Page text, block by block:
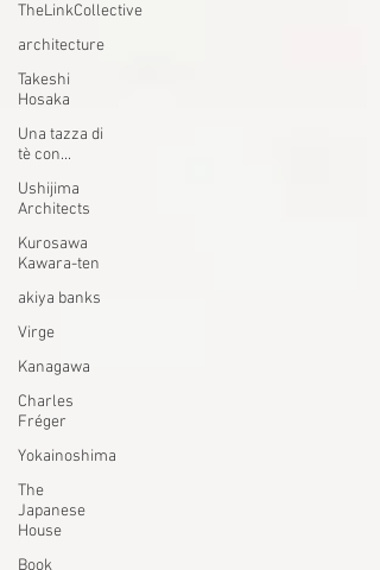
TheLinkCollective
architecture
Takeshi
Hosaka
Una tazza di
tè con...
Ushijima
Architects
Kurosawa
Kawara-ten
akiya banks
Virge
Kanagawa
Charles
Fréger
Yokainoshima
The
Japanese
House
Book